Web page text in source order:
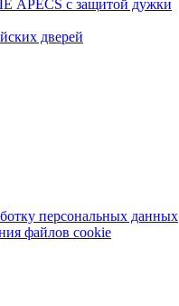
с защитой дужки
дверей
персональных данных
файлов cookie